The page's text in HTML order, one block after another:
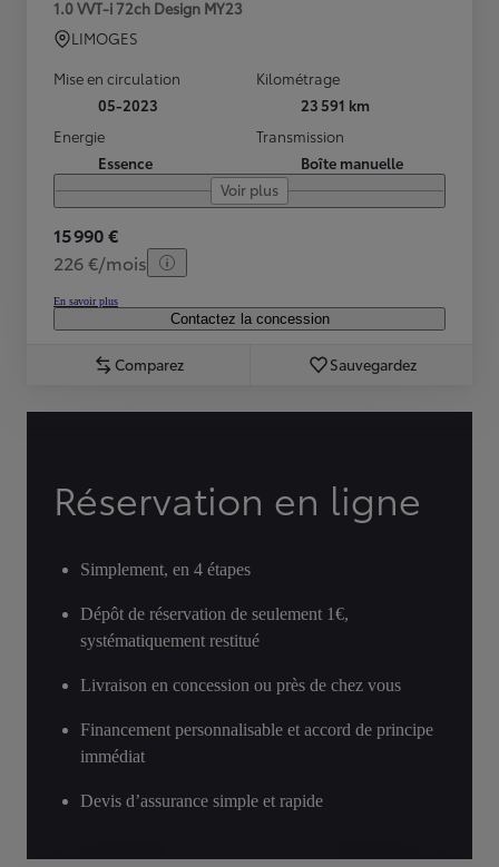
1.0 VVT-i 72ch Design MY23
LIMOGES
Mise en circulation
05-2023
Kilométrage
23 591 km
Energie
Essence
Transmission
Boîte manuelle
Voir plus
15 990 €
226 €/mois
En savoir plus
Contactez la concession
Comparez Sauvegardez
Réservation en ligne
Simplement, en 4 étapes
Dépôt de réservation de seulement 1€,
systématiquement restitué
Livraison en concession ou près de chez vous
Financement personnalisable et accord de principe
immédiat
Devis d’assurance simple et rapide